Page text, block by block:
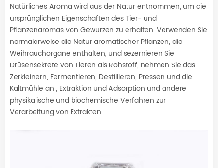
Natürliches Aroma wird aus der Natur entnommen, um die
ursprünglichen Eigenschaften des Tier- und
Pflanzenaromas von Gewürzen zu erhalten. Verwenden Sie
normalerweise die Natur aromatischer Pflanzen, die
Weihrauchorgane enthalten, und sezernieren Sie
Drüsensekrete von Tieren als Rohstoff, nehmen Sie das
Zerkleinern, Fermentieren, Destillieren, Pressen und die
Kaltmühle an , Extraktion und Adsorption und andere
physikalische und biochemische Verfahren zur
Verarbeitung von Extrakten.